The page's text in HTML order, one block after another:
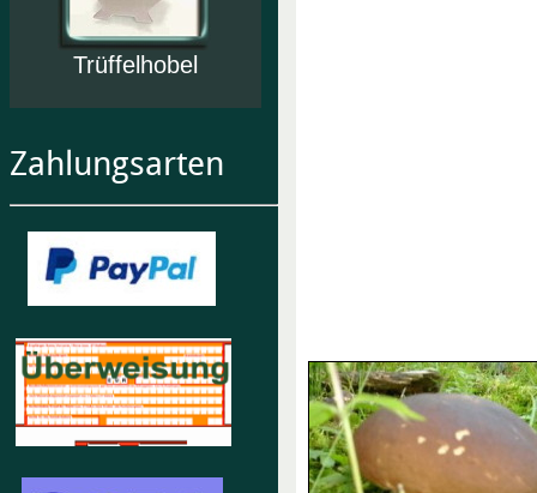
Trüffelhobel
Zahlungsarten